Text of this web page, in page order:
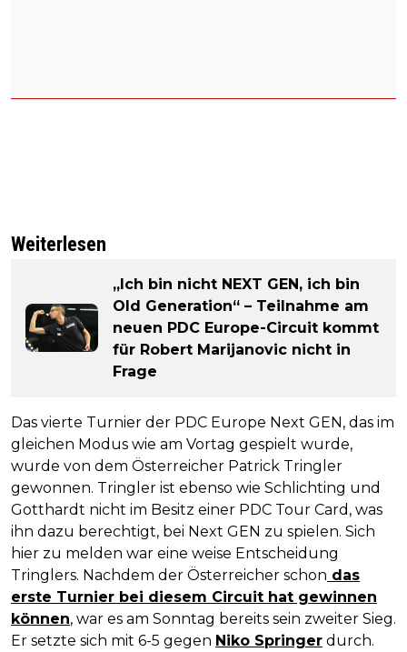
Weiterlesen
„Ich bin nicht NEXT GEN, ich bin
Old Generation“ – Teilnahme am
neuen PDC Europe-Circuit kommt
für Robert Marijanovic nicht in
Frage
Das vierte Turnier der PDC Europe Next GEN, das im
gleichen Modus wie am Vortag gespielt wurde,
wurde von dem Österreicher Patrick Tringler
gewonnen. Tringler ist ebenso wie Schlichting und
Gotthardt nicht im Besitz einer PDC Tour Card, was
ihn dazu berechtigt, bei Next GEN zu spielen. Sich
hier zu melden war eine weise Entscheidung
Tringlers. Nachdem der Österreicher schon das
erste Turnier bei diesem Circuit hat gewinnen
können, war es am Sonntag bereits sein zweiter Sieg.
Er setzte sich mit 6-5 gegen Niko Springer durch.